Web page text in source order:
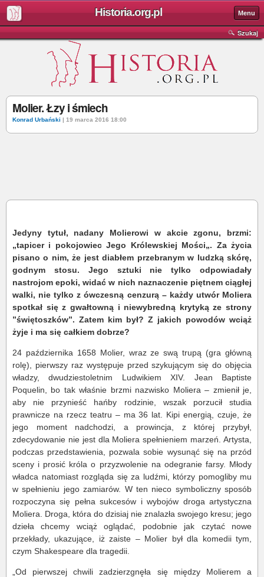
Historia.org.pl Menu
Szukaj
Molier. Łzy i śmiech
Konrad Urbański | 19 marca 2016 18:00
Jedyny tytuł, nadany Molierowi w akcie zgonu, brzmi:
„tapicer i pokojowiec Jego Królewskiej Mości„. Za życia
pisano o nim, że jest diabłem przebranym w ludzką skórę,
godnym stosu. Jego sztuki nie tylko odpowiadały
nastrojom epoki, widać w nich naznaczenie piętnem ciągłej
walki, nie tylko z ówczesną cenzurą – każdy utwór Moliera
spotkał się z gwałtowną i niewybredną krytyką ze strony
”świętoszków”. Zatem kim był? Z jakich powodów wciąż
żyje i ma się całkiem dobrze?
24 października 1658 Molier, wraz ze swą trupą (gra główną
rolę), pierwszy raz występuje przed szykującym się do objęcia
władzy, dwudziestoletnim Ludwikiem XIV. Jean Baptiste
Poquelin, bo tak właśnie brzmi nazwisko Moliera – zmienił je,
aby nie przynieść hańby rodzinie, wszak porzucił studia
prawnicze na rzecz teatru – ma 36 lat. Kipi energią, czuje, że
jego moment nadchodzi, a prowincja, z której przybył,
zdecydowanie nie jest dla Moliera spełnieniem marzeń. Artysta,
podczas przedstawienia, pozwala sobie wysunąć się na przód
sceny i prosić króla o przyzwolenie na odegranie farsy. Młody
władca natomiast rozgląda się za ludźmi, którzy pomogliby mu
w spełnieniu jego zamiarów. W ten nieco symboliczny sposób
rozpoczyna się pełna sukcesów i wybojów droga artystyczna
Moliera. Droga, która do dzisiaj nie znalazła swojego kresu; jego
dzieła chcemy wciąż oglądać, podobnie jak czytać nowe
przekłady, ukazujące, iż zaiste – Molier był dla komedii tym,
czym Shakespeare dla tragedii.
„Od pierwszej chwili zadzierzgnęła się między Molierem a